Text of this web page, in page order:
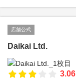
店舗公式
Daikai Ltd.
3.06